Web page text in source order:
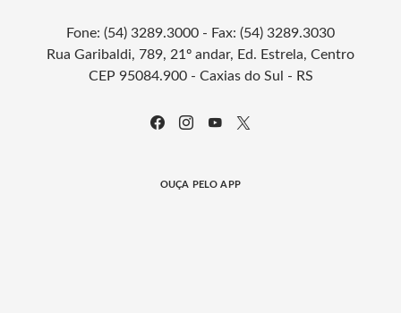
Fone: (54) 3289.3000 - Fax: (54) 3289.3030
Rua Garibaldi, 789, 21º andar, Ed. Estrela, Centro
CEP 95084.900 - Caxias do Sul - RS
OUÇA PELO APP